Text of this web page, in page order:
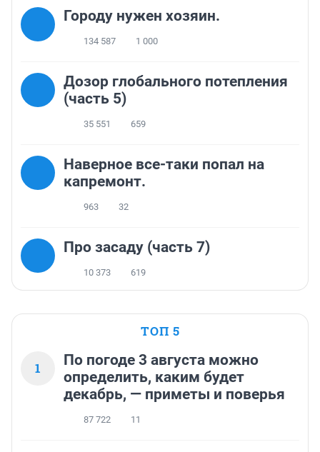
Городу нужен хозяин.
134 587 1 000
Дозор глобального потепления
(часть 5)
35 551 659
Наверное все-таки попал на
капремонт.
963 32
Про засаду (часть 7)
10 373 619
ТОП 5
1
По погоде 3 августа можно
определить, каким будет
декабрь, — приметы и поверья
87 722 11